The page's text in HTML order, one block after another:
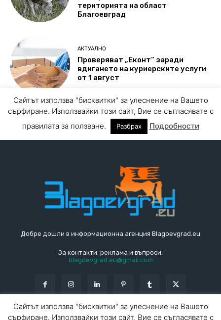
Добре дошли в информационна агенция Blagoevgrad.eu
За контакти, реклама и въпроси:
blagoevgrad.eu@gmail.com